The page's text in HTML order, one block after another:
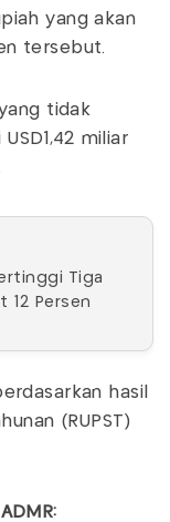
yang akan
tersebut.
tidak
miliar
Tiga
12 Persen
hasil
(RUPST)